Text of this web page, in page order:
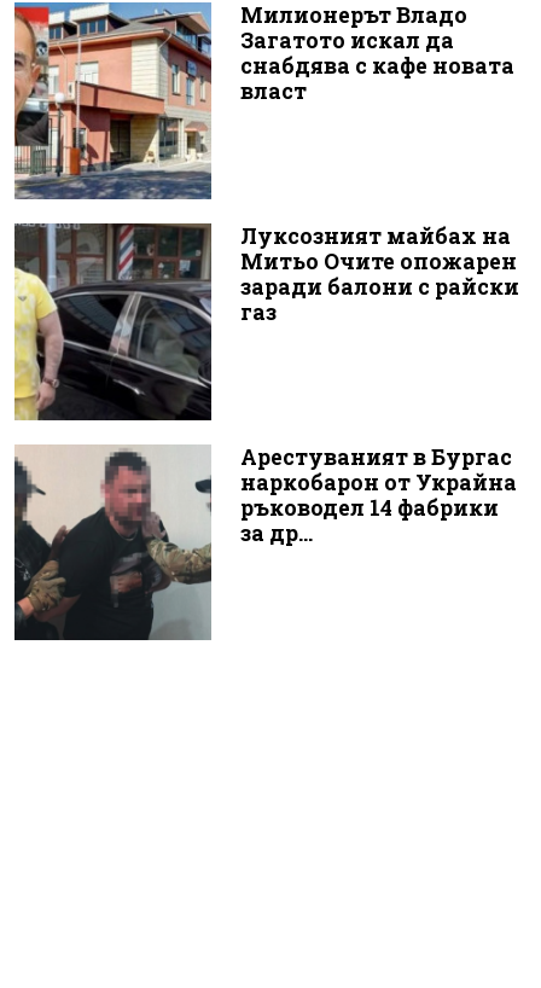
Милионерът Владо
Загатото искал да
снабдява с кафе новата
власт
Луксозният майбах на
Митьо Очите опожарен
заради балони с райски
газ
Арестуваният в Бургас
наркобарон от Украйна
ръководел 14 фабрики
за др...